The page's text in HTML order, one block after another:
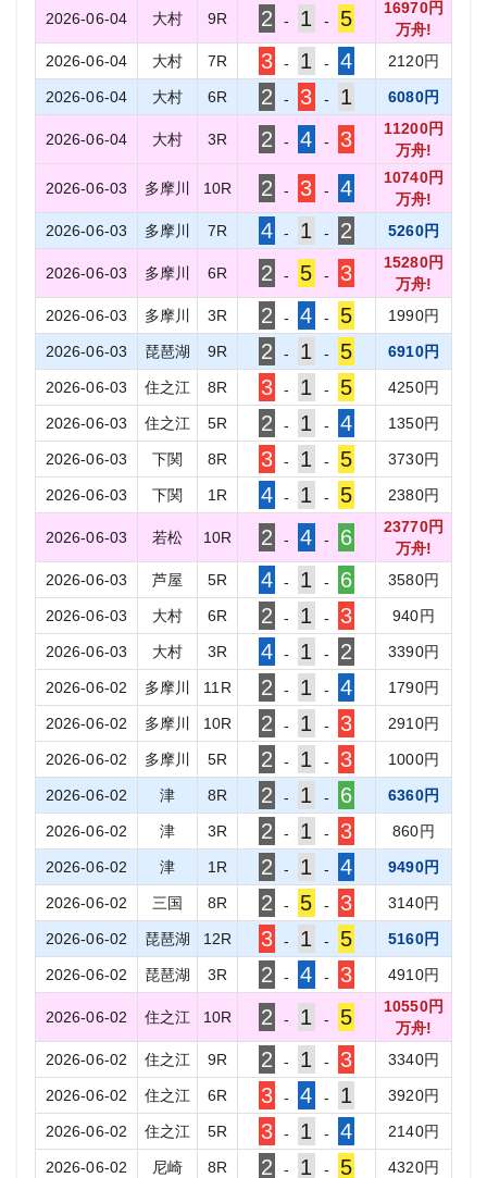
2026-06-04 大村 9R 2 - 1 - 5 16970円
万舟!
2026-06-04
大村 7R 3 - 1 - 4 2120円
2026-06-04 大村 6R 2 - 3 - 1 6080円
2026-06-04 大村 3R 2 - 4 - 3 11200円
万舟!
2026-06-03 多摩川 10R 2 - 3 - 4 10740円
万舟!
2026-06-03
多摩川 7R 4 - 1 - 2 5260円
2026-06-03 多摩川 6R 2 - 5 - 3 15280円
万舟!
2026-06-03
多摩川 3R 2 - 4 - 5 1990円
2026-06-03 琵琶湖 9R 2 - 1 - 5 6910円
2026-06-03 住之江 8R 3 - 1 - 5 4250円
2026-06-03 住之江 5R 2 - 1 - 4 1350円
2026-06-03 下関 8R 3 - 1 - 5 3730円
2026-06-03 下関 1 R 4 - 1 - 5 2380円
2026-06-03 若松 10R 2 - 4 - 6 23770円
万舟!
2026-06-03
芦屋 5R 4 - 1 - 6 3580円
2026-06-03 大村 6R 2 - 1 - 3 940円
2026-06-03 大村 3R 4 - 1 - 2 3390円
2026-06-02 多摩川 11 R 2 - 1 - 4 1790円
2026-06-02 多摩川 10R 2 - 1 - 3 2910円
2026-06-02 多摩川 5R 2 - 1 - 3 1000円
2026-06-02 津 8R 2 - 1 - 6 6360円
2026-06-02 津 3R 2 - 1 - 3 860円
2026-06-02 津 1 R 2 - 1 - 4 9490円
2026-06-02 三国 8R 2 - 5 - 3 3140円
2026-06-02 琵琶湖 12R 3 - 1 - 5 5160円
2026-06-02 琵琶湖 3R 2 - 4 - 3 4910円
2026-06-02 住之江 10R 2 - 1 - 5 10550円
万舟!
2026-06-02
住之江 9R 2 - 1 - 3 3340円
2026-06-02 住之江 6R 3 - 4 - 1 3920円
2026-06-02 住之江 5R 3 - 1 - 4 2140円
2026-06-02 尼崎 8R 2 - 1 - 5 4320円